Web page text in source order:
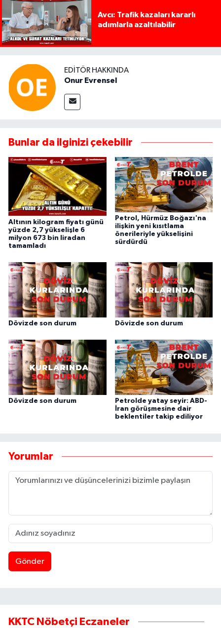
Avcı: Trafik kazaları kararlı
adımlarla azaltılabilir
EDITÖR HAKKINDA
Onur Evrensel
Bunlar da ilginizi çekebilir
Altının kilogram fiyatı günü
yüzde 2,7 yükselişle 6
milyon 673 bin liradan
tamamladı
Petrol, Hürmüz Boğazı'na
ilişkin yeni kısıtlama
önerileriyle yükselişini
sürdürdü
Dövizde son durum Dövizde son durum
Dövizde son durum
Petrolde yatay seyir: ABD-
İran görüşmesine dair
beklentiler takip ediliyor
Yorumlar
Gönder
KKTC Nöbetçi Eczaneler